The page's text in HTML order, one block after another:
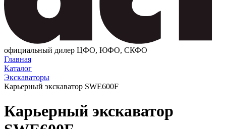
официальный дилер ЦФО, ЮФО, СКФО
Главная
Каталог
Экскаваторы
Карьерный экскаватор SWE600F
Карьерный экскаватор